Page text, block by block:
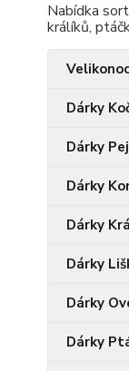
Nabídka
králíků,
Dárky
Dárky
Dárky
Dárky
Dárky
Dárky
Dárky